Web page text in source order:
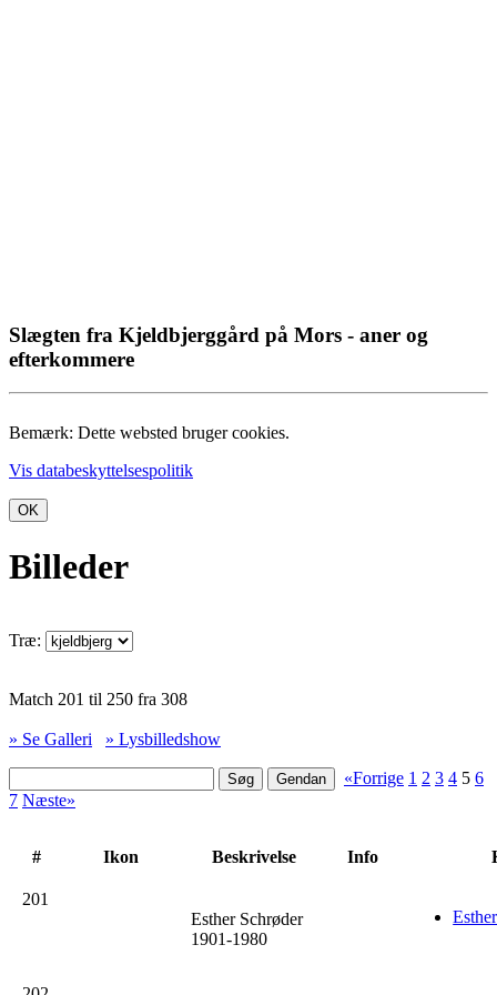
Slægten fra Kjeldbjerggård på Mors - aner og
efterkommere
Bemærk: Dette websted bruger cookies.
Vis databeskyttelsespolitik
OK
Billeder
Træ:
Match 201 til 250 fra 308
» Se Galleri » Lysbilledshow
«Forrige 1 2 3 4 5 6
7 Næste»
# Ikon Beskrivelse Info
201
Esther Schrøder
1901-1980